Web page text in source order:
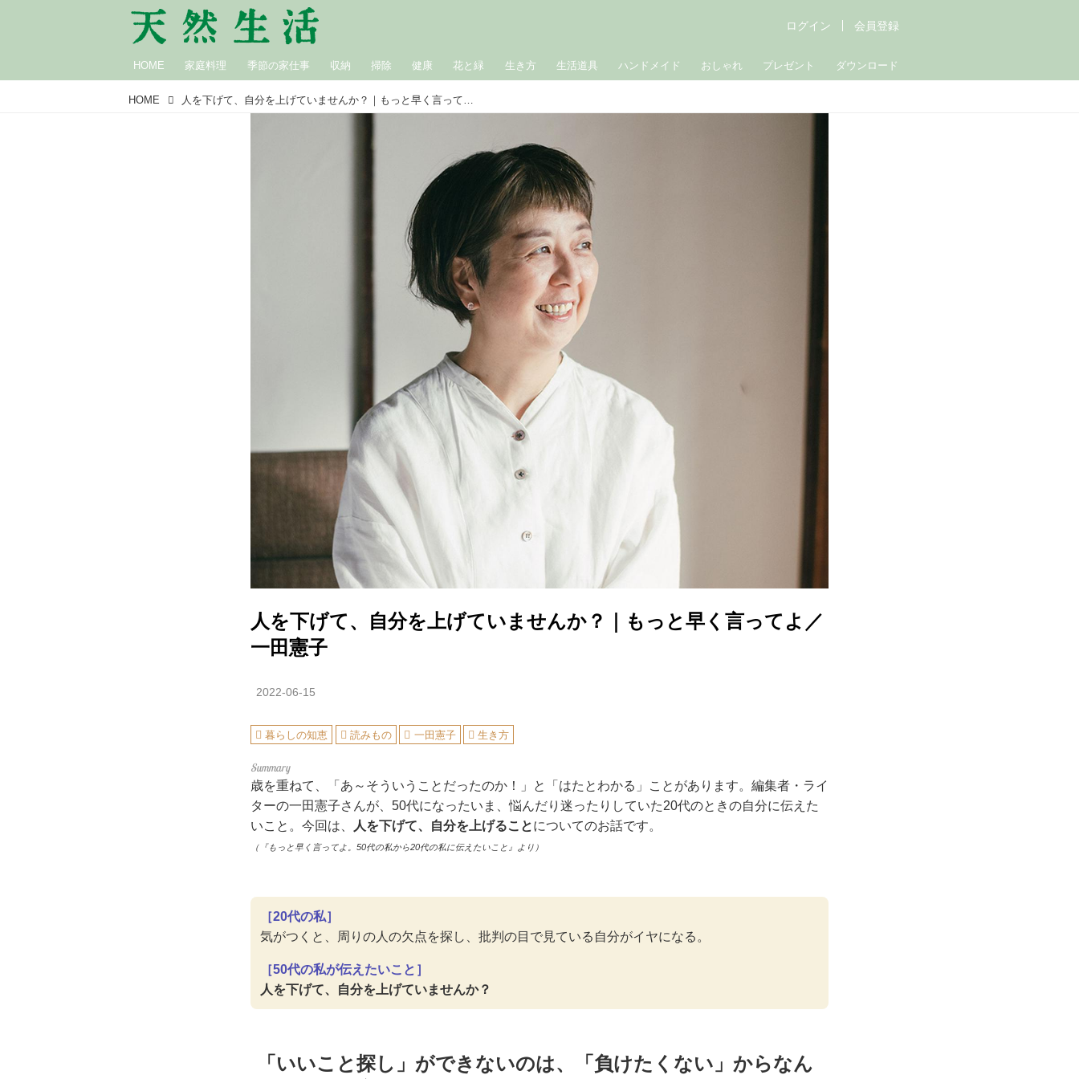
HOME 家庭料理 季節の家仕事 収納 掃除 健康 花と緑 生き方 生活道具 ハンドメイド おしゃれ プレゼント ダウンロード
ログイン 会員登録
HOME 人を下げて、自分を上げていませんか？｜もっと早く言ってよ／一田憲子
人を下げて、自分を上げていませんか？｜もっと早く言ってよ／
一田憲子
2022-06-15
暮らしの知恵 読みもの 一田憲子 生き方
歳を重ねて、「あ～そういうことだったのか！」と「はたとわかる」ことがあります。編集者・ライ
ターの一田憲子さんが、50代になったいま、悩んだり迷ったりしていた20代のときの自分に伝えた
いこと。今回は、
人を下げて、自分を上げることについてのお話です。
（『もっと早く言ってよ。50代の私から20代の私に伝えたいこと』より）
［20代の私］
気がつくと、周りの人の欠点を探し、批判の目で見ている自分がイヤになる。
［50代の私が伝えたいこと］
人を下げて、自分を上げていませんか？
「いいこと探し」ができないのは、「負けたくない」からなん